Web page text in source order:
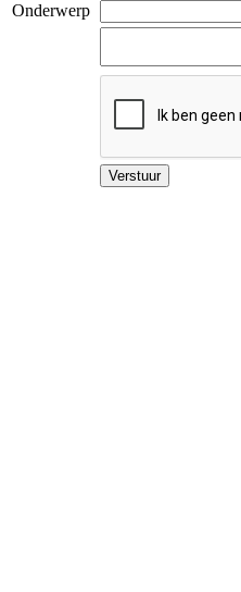
Onderwerp